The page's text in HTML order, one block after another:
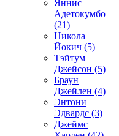
Яннис
Адетокумбо
(21)
Никола
Йокич (5)
Тэйтум
Джейсон (5)
Браун
Джейлен (4)
Энтони
Эдвардс (3)
Джеймс